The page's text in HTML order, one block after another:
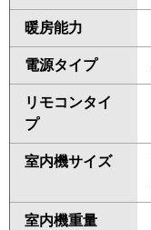
暖房能力
電源タイプ
リモコンタイ
プ
室内機サイズ
室内機重量